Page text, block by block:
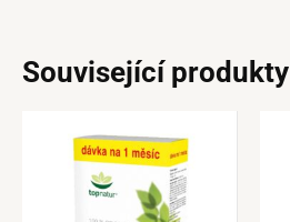
Související produkty